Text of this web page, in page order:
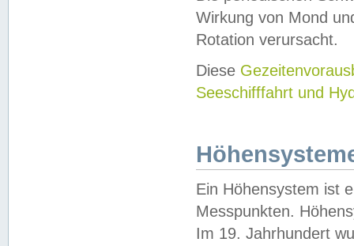
Wirkung von Mond
Rotation verursacht.
Diese
Seeschifffahrt und
Ein Höhensystem ist
Messpunkten.
Im 19. Jahrhundert